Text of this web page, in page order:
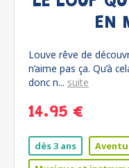
EN
Louve rêve de
n’aime pas ça. Qu’à
donc n... suite
14.95 €
dès 3 ans